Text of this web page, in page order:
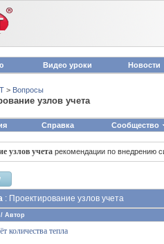
Видео уроки Новости
> Вопросы
узлов учета
Справка Сообщество
узлов учета рекомендации по внедрению
: Проектирование узлов учета
/ Автор
количества тепла